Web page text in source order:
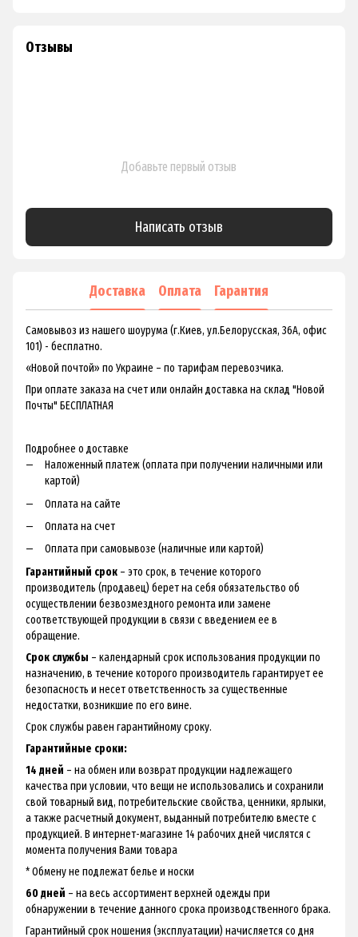
Отзывы
Добавьте первый отзыв
Написать отзыв
Доставка Оплата Гарантия
Самовывоз из нашего шоурума (г.Киев, ул.Белорусская, 36А, офис
101) - бесплатно.
«Новой почтой» по Украине – по тарифам перевозчика.
При оплате заказа на счет или онлайн доставка на склад "Новой
Почты" БЕСПЛАТНАЯ
Подробнее о доставке
Наложенный платеж (оплата при получении наличными или
картой)
Оплата на сайте
Оплата на счет
Оплата при самовывозе (наличные или картой)
Гарантийный срок – это срок, в течение которого
производитель (продавец) берет на себя обязательство об
осуществлении безвозмездного ремонта или замене
соответствующей продукции в связи с введением ее в
обращение.
Срок службы – календарный срок использования продукции по
назначению, в течение которого производитель гарантирует ее
безопасность и несет ответственность за существенные
недостатки, возникшие по его вине.
Срок службы равен гарантийному сроку.
Гарантийные сроки:
14 дней – на обмен или возврат продукции надлежащего
качества при условии, что вещи не использовались и сохранили
свой товарный вид, потребительские свойства, ценники, ярлыки,
а также расчетный документ, выданный потребителю вместе с
продукцией. В интернет-магазине 14 рабочих дней числятся с
момента получения Вами товара
* Обмену не подлежат белье и носки
60 дней – на весь ассортимент верхней одежды при
обнаружении в течение данного срока производственного брака.
Гарантийный срок ношения (эксплуатации) начисляется со дня